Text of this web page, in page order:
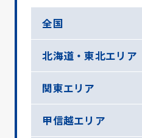
全国
北海道・東北エリア
関東エリア
甲信越エリア